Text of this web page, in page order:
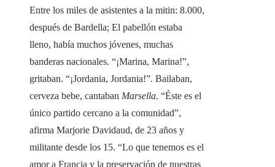
Entre los miles de asistentes a la mitin: 8.000,
después de Bardella; El pabellón estaba
lleno, había muchos jóvenes, muchas
banderas nacionales. “¡Marina, Marina!”,
gritaban. “¡Jordania, Jordania!”. Bailaban,
cerveza bebe, cantaban Marsella. “Éste es el
único partido cercano a la comunidad”,
afirma Marjorie Davidaud, de 23 años y
militante desde los 15. “Lo que tenemos es el
amor a Francia y la preservación de nuestras